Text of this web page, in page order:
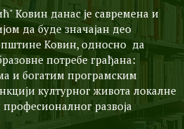
Ковин данас је савремена и
да буде значајан део
Ковин, односно да
потребе грађана:
и богатим програмским
културног живота локалне
развоја